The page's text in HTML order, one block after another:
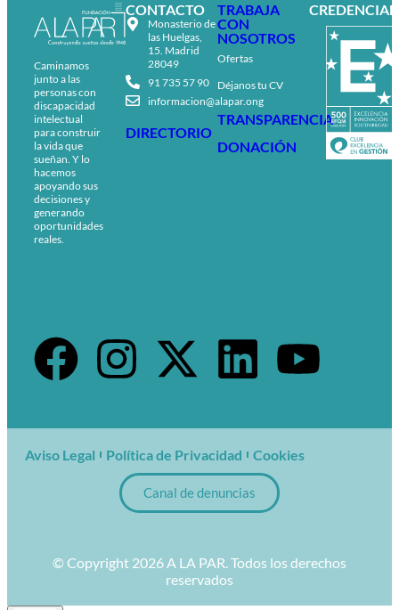
Caminamos
junto a las
personas con
discapacidad
intelectual
para construir
la vida que
sueñan. Y lo
hacemos
apoyando sus
decisiones y
generando
oportunidades
reales.
CONTACTO
Monasterio de
las Huelgas,
15. Madrid
28049
91 735 57 90
informacion@alapar.ong
DIRECTORIO
TRABAJA
CON
NOSOTROS
Ofertas
Déjanos tu CV
TRANSPARENCIA
DONACIÓN
Aviso Legal Política de Privacidad Cookies
Canal de denuncias
© Copyright 2026 A LA PAR. Todos los derechos
reservados